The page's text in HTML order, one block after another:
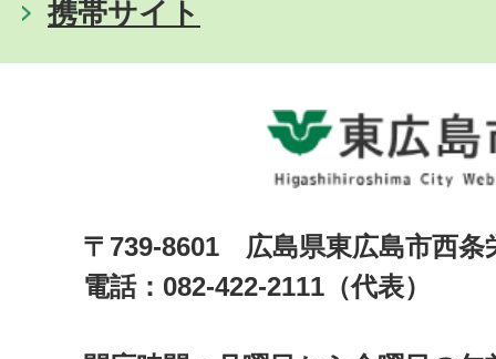
携帯サイト
〒739-8601 広島県東広島市西
電話：082-422-2111（代表）